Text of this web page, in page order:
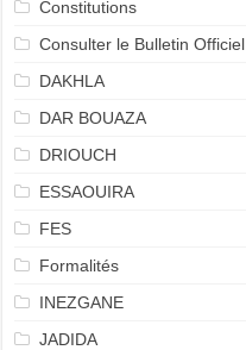
Constitutions
Consulter le Bulletin Officiel
DAKHLA
DAR BOUAZA
DRIOUCH
ESSAOUIRA
FES
Formalités
INEZGANE
JADIDA